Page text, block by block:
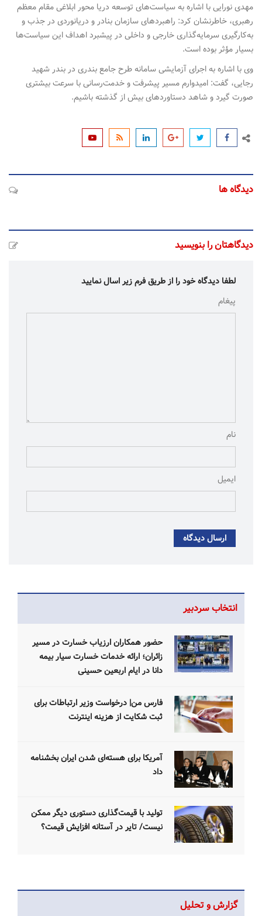
مهدی نورایی با اشاره به سیاست‌های توسعه دریا محور ابلاغی مقام معظم
رهبری، خاطرنشان کرد: راهبردهای سازمان بنادر و دریانوردی در جذب و
به‌کارگیری سرمایه‌گذاری خارجی و داخلی در پیشبرد اهداف این سیاست‌ها
بسیار مؤثر بوده است.
وی با اشاره به اجرای آزمایشی سامانه طرح جامع بندری در بندر شهید
رجایی، گفت: امیدوارم مسیر پیشرفت و خدمت‌رسانی با سرعت بیشتری
صورت گیرد و شاهد دستاوردهای بیش از گذشته باشیم.
دیدگاه ها
دیدگاهتان را بنویسید
لطفا دیدگاه خود را از طریق فرم زیر اسال نمایید
پیغام
نام
ایمیل
ارسال دیدگاه
انتخاب سردبیر
حضور همکاران ارزیاب خسارت در مسیر
زائران؛ ارائه خدمات خسارت سیار بیمه
دانا در ایام اربعین حسینی
فارس من| درخواست وزیر ارتباطات برای
ثبت شکایت از هزینه اینترنت
آمریکا برای هسته‌ای شدن ایران بخشنامه
داد
تولید با قیمت‌گذاری دستوری دیگر ممکن
نیست/ تایر در آستانه افزایش قیمت؟
گزارش و تحلیل